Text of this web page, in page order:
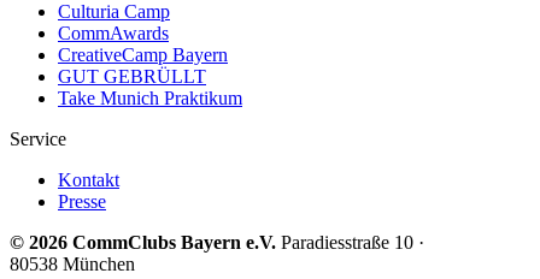
Culturia Camp
CommAwards
CreativeCamp Bayern
GUT GEBRÜLLT
Take Munich Praktikum
Service
Kontakt
Presse
© 2026 CommClubs Bayern e.V. Paradiesstraße 10 ·
80538 München